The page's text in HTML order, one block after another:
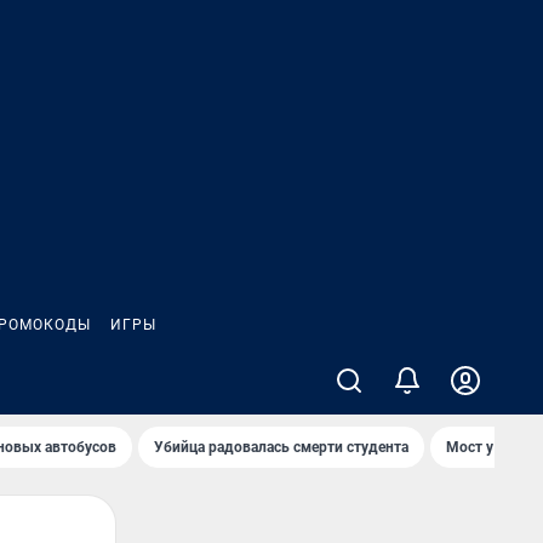
ИГРЫ
автобусов Убийца радовалась смерти студента Мост у